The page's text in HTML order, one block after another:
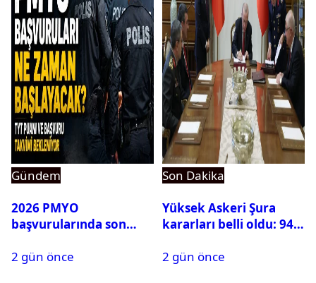
Gündem
2026 PMYO
başvurularında son
2 gün önce
Son Dakika
Yüksek Askeri Şura
kararları belli oldu: 94
2 gün önce